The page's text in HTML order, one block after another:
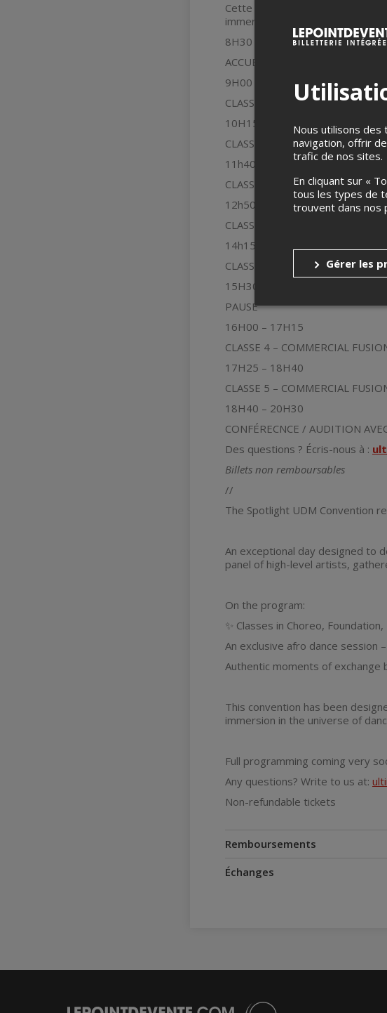
Cette convention a été pensée
immersion totale dans l’univers
8H30 -9H00
ACCUEIL, ENREGISTREMENT
9H00 – 10H00
CLASSE 1
JUNIOR – JAZZ – AMY
10H15 – 11H30
CLASSE 1 – JAZZ – AMY POIRIER
11h40 – 12h40
CLASSE 2
JUNIOR– HIP HOP –
12h50 – 14h05
CLASSE 2 – CONTEMPORAIN -
14h15 – 15h30
CLASSE 3 – AFRO DANCE –
15H30 – 16H00
PAUSE
16H00 – 17H15
CLASSE 4 – COMMERCIAL
17H25 – 18H40
CLASSE 5 – COMMERCIAL
18H40 – 20H30
CONFÉRECNCE / AUDITION
Des questions ? Écris-nous à :
Billets non remboursables
//
The Spotlight UDM Convention
An exceptional day designed to
panel of high-level artists,
On the program:
✨ Classes in Choreo,
An exclusive afro dance session
Authentic moments of exchange
This convention has been
immersion in the universe of
Full programming coming very
Any questions? Write to us at:
Non-refundable tickets
Remboursements
Échanges
Nous utilisons
navigation, offrir
trafic de nos sites.
En cliquant sur «
tous les types de
trouvent dans nos
Gérer les